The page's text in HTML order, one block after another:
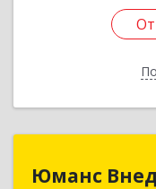
Юманс
Юманс